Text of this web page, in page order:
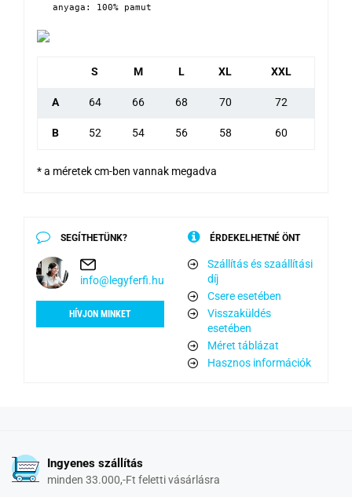
anyaga: 100% pamut
S M L XL XXL
A 64 66 68 70 72
B 52 54 56 58 60
* a méretek cm-ben vannak megadva
SEGÍTHETÜNK?
info@legyferfi.hu
HÍVJON MINKET
ÉRDEKELHETNÉ ÖNT
Szállítás és szaállítási
díj
Csere esetében
Visszaküldés
esetében
Méret táblázat
Hasznos információk
Ingyenes szállítás
minden 33.000,-Ft feletti vásárlásra